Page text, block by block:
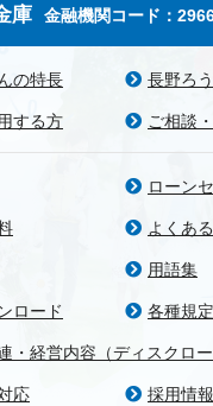
庫 金融機関コード：
の特長 長野ろ
する方 ご相談
ローン
よくあ
用語集
ロード 各種規定
・経営内容（ディスクロー
応 採用情報